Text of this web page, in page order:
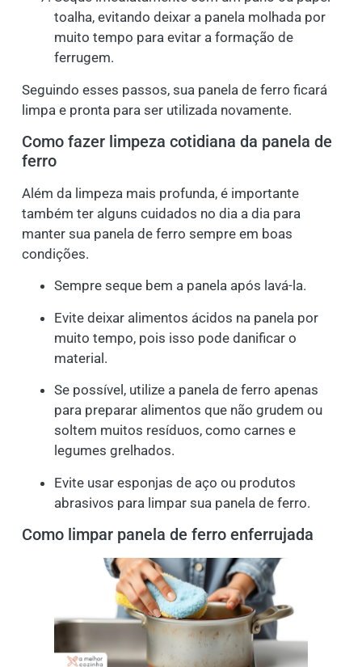
toalha, evitando deixar a panela molhada por
muito tempo para evitar a formação de
ferrugem.
Seguindo esses passos, sua panela de ferro ficará
limpa e pronta para ser utilizada novamente.
Como fazer limpeza cotidiana da panela de
ferro
Além da limpeza mais profunda, é importante
também ter alguns cuidados no dia a dia para
manter sua panela de ferro sempre em boas
condições.
Sempre seque bem a panela após lavá-la.
Evite deixar alimentos ácidos na panela por
muito tempo, pois isso pode danificar o
material.
Se possível, utilize a panela de ferro apenas
para preparar alimentos que não grudem ou
soltem muitos resíduos, como carnes e
legumes grelhados.
Evite usar esponjas de aço ou produtos
abrasivos para limpar sua panela de ferro.
Como limpar panela de ferro enferrujada